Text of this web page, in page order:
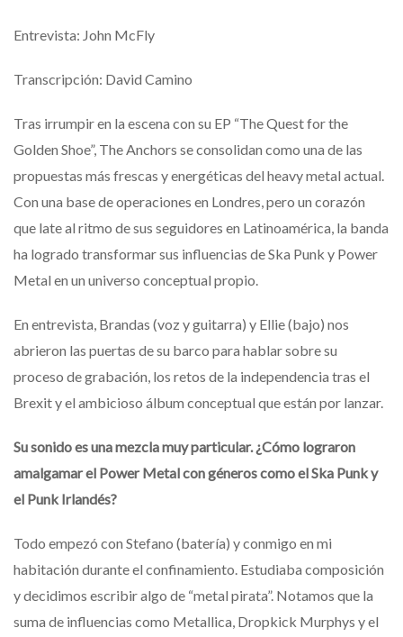
Entrevista: John McFly
Transcripción: David Camino
Tras irrumpir en la escena con su EP “The Quest for the
Golden Shoe”, The Anchors se consolidan como una de las
propuestas más frescas y energéticas del heavy metal actual.
Con una base de operaciones en Londres, pero un corazón
que late al ritmo de sus seguidores en Latinoamérica, la banda
ha logrado transformar sus influencias de Ska Punk y Power
Metal en un universo conceptual propio.
En entrevista, Brandas (voz y guitarra) y Ellie (bajo) nos
abrieron las puertas de su barco para hablar sobre su
proceso de grabación, los retos de la independencia tras el
Brexit y el ambicioso álbum conceptual que están por lanzar.
Su sonido es una mezcla muy particular. ¿Cómo lograron
amalgamar el Power Metal con géneros como el Ska Punk y
el Punk Irlandés?
Todo empezó con Stefano (batería) y conmigo en mi
habitación durante el confinamiento. Estudiaba composición
y decidimos escribir algo de “metal pirata”. Notamos que la
suma de influencias como Metallica, Dropkick Murphys y el